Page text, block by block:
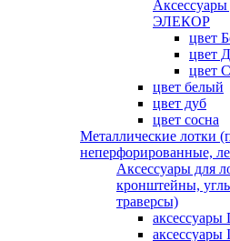
Аксессуары
ЭЛЕКОР
цвет
цвет
цвет
цвет белый
цвет дуб
цвет сосна
Металлические лотки
неперфорированные,
Аксессуары для
кронштейны,
траверсы)
аксессуары
аксессуары